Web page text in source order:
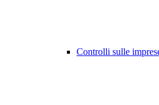
Controlli sulle